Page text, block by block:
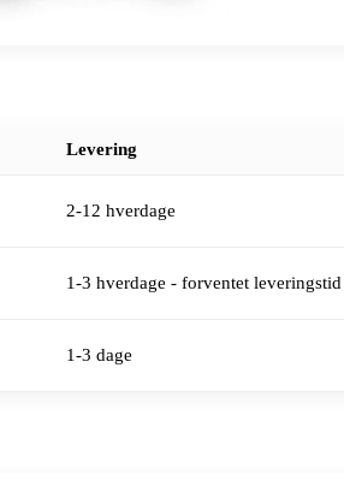
Levering
2-12 hverdage
1-3 hverdage - forventet leveringstid
1-3 dage